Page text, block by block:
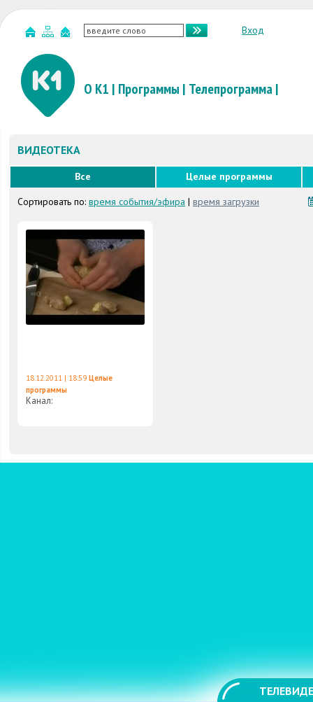
Вход
О К1 | Программы | Телепрограмма|
ВИДЕОТЕКА
Все
Целые программы
Сортировать по: время события/эфира | время загрузки
18.12.2011 | 18:59 Целые
программы
Канал: